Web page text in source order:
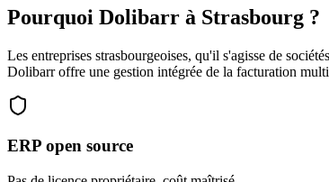
Pourquoi Dolibarr à Strasbourg ?
Les entreprises strasbourgeoises, qu'il s'agisse de
Dolibarr offre une gestion intégrée de la facturation
ERP open source